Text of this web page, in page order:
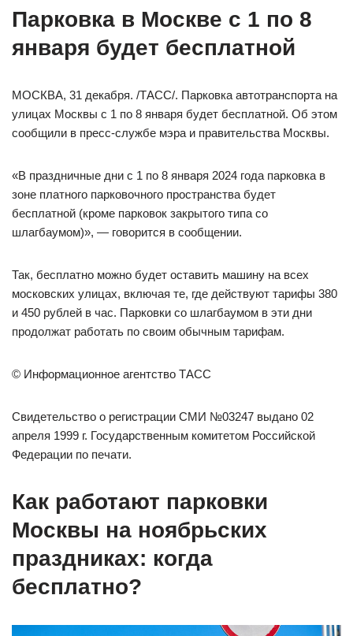
Парковка в Москве с 1 по 8
января будет бесплатной
МОСКВА, 31 декабря. /ТАСС/. Парковка автотранспорта на
улицах Москвы с 1 по 8 января будет бесплатной. Об этом
сообщили в пресс-службе мэра и правительства Москвы.
«В праздничные дни с 1 по 8 января 2024 года парковка в
зоне платного парковочного пространства будет
бесплатной (кроме парковок закрытого типа со
шлагбаумом)», — говорится в сообщении.
Так, бесплатно можно будет оставить машину на всех
московских улицах, включая те, где действуют тарифы 380
и 450 рублей в час. Парковки со шлагбаумом в эти дни
продолжат работать по своим обычным тарифам.
© Информационное агентство ТАСС
Свидетельство о регистрации СМИ №03247 выдано 02
апреля 1999 г. Государственным комитетом Российской
Федерации по печати.
Как работают парковки
Москвы на ноябрьских
праздниках: когда
бесплатно?